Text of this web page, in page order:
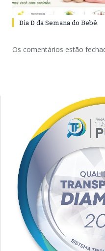
Dia D da Semana do Bebê.
Os comentários estão